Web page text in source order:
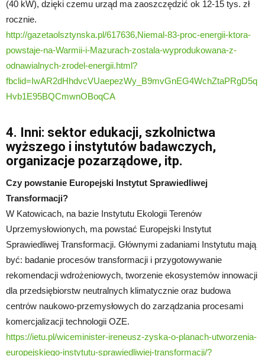
(40 kW), dzięki czemu urząd ma zaoszczędzić ok 12-15 tys. zł
rocznie.
http://gazetaolsztynska.pl/617636,Niemal-83-proc-energii-ktora-
powstaje-na-Warmii-i-Mazurach-zostala-wyprodukowana-z-
odnawialnych-zrodel-energii.html?
fbclid=IwAR2dHhdvcVUaepezWy_B9mvGnEG4WchZtaPRgD5q
Hvb1E95BQCmwnOBoqCA
4. Inni: sektor edukacji, szkolnictwa
wyższego i instytutów badawczych,
organizacje pozarządowe, itp.
Czy powstanie Europejski Instytut Sprawiedliwej
Transformacji?
W Katowicach, na bazie Instytutu Ekologii Terenów
Uprzemysłowionych, ma powstać Europejski Instytut
Sprawiedliwej Transformacji. Głównymi zadaniami Instytutu mają
być: badanie procesów transformacji i przygotowywanie
rekomendacji wdrożeniowych, tworzenie ekosystemów innowacji
dla przedsiębiorstw neutralnych klimatycznie oraz budowa
centrów naukowo-przemysłowych do zarządzania procesami
komercjalizacji technologii OZE.
https://ietu.pl/wiceminister-ireneusz-zyska-o-planach-utworzenia-
europejskiego-instytutu-sprawiedliwiej-transformacji/?